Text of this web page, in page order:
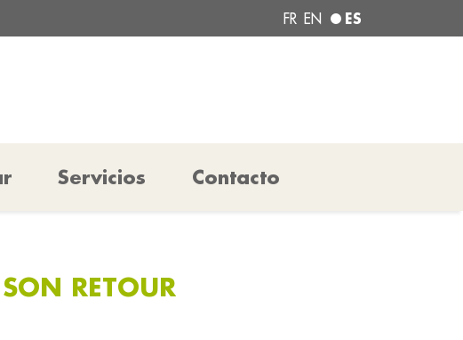
FR EN ES
Servicios Contacto
RETOUR